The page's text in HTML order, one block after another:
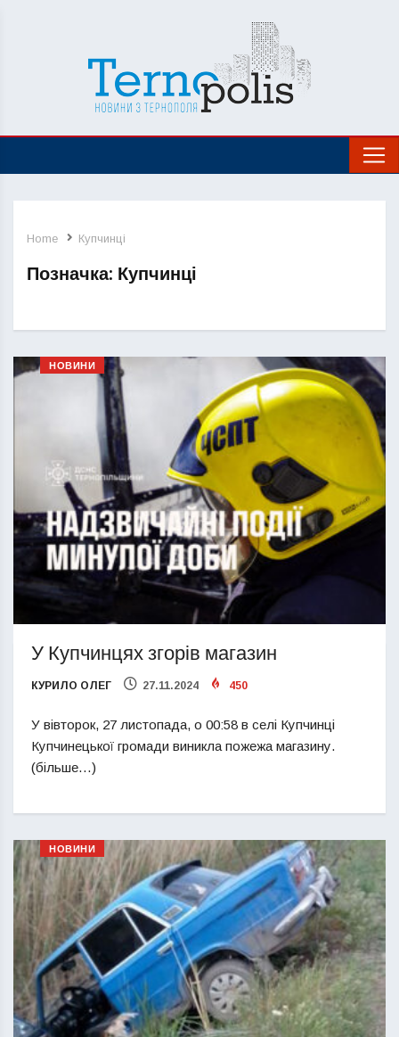
Home Купчинці
Позначка: Купчинці
НОВИНИ
У Купчинцях згорів магазин
КУРИЛО ОЛЕГ 27.11.2024 450
У вівторок, 27 листопада, о 00:58 в селі Купчинці
Купчинецької громади виникла пожежа магазину.
(більше…)
НОВИНИ